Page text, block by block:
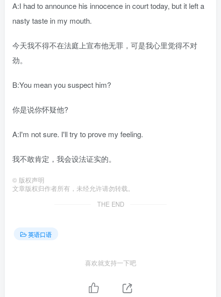
A:I had to announce his innocence in court today, but it left a
nasty taste in my mouth.
今天我不得不在法庭上宣布他无罪，可是我心里觉得不对
劲。
B:You mean you suspect him?
你是说你怀疑他?
A:I'm not sure. I'll try to prove my feeling.
我不敢肯定，我会设法证实的。
© 版权声明
文章版权归作者所有，未经允许请勿转载。
THE END
英语口语
喜欢就支持一下吧